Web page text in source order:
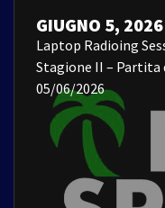
GIUGNO 5, 2026
Laptop Radioing
Stagione II – Partita
05/06/2026